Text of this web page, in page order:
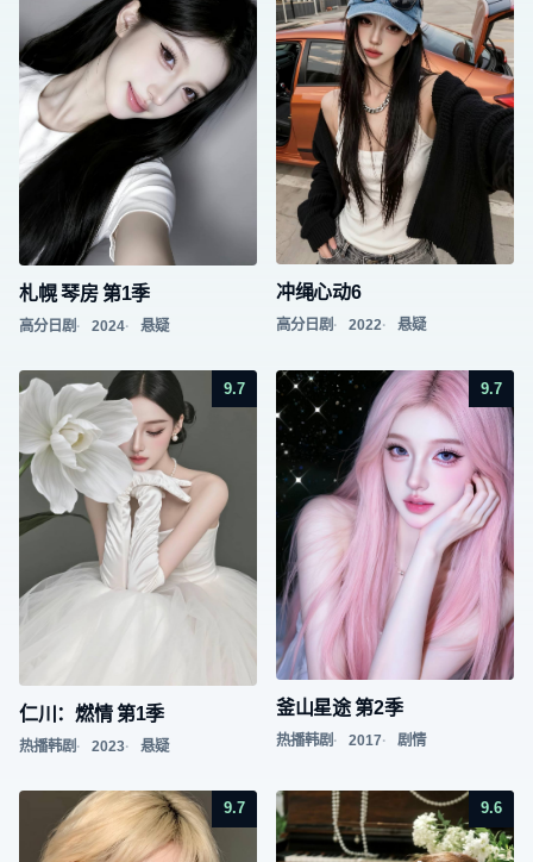
札幌 琴房 第1季
高分日剧 2024 悬疑
冲绳心动6
高分日剧 2022 悬疑
9.7
仁川：燃情 第1季
热播韩剧 2023 悬疑
9.7
釜山星途 第2季
热播韩剧 2017 剧情
9.7 9.6